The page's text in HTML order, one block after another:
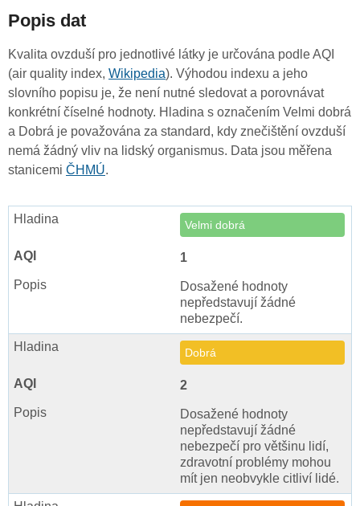
Popis dat
Kvalita ovzduší pro jednotlivé látky je určována podle AQI
(air quality index, Wikipedia). Výhodou indexu a jeho
slovního popisu je, že není nutné sledovat a porovnávat
konkrétní číselné hodnoty. Hladina s označením Velmi dobrá
a Dobrá je považována za standard, kdy znečištění ovzduší
nemá žádný vliv na lidský organismus. Data jsou měřena
stanicemi ČHMÚ.
Velmi dobrá
1
Dosažené hodnoty
nepředstavují žádné
nebezpečí.
Dobrá
2
Dosažené hodnoty
nepředstavují žádné
nebezpečí pro většinu lidí,
zdravotní problémy mohou
mít jen neobvykle citliví lidé.